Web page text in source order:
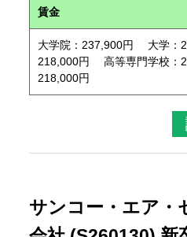
賃金
大学院：237,900円 大学：
218,000円 高等専門学校：
218,000円
サンコー・エア・